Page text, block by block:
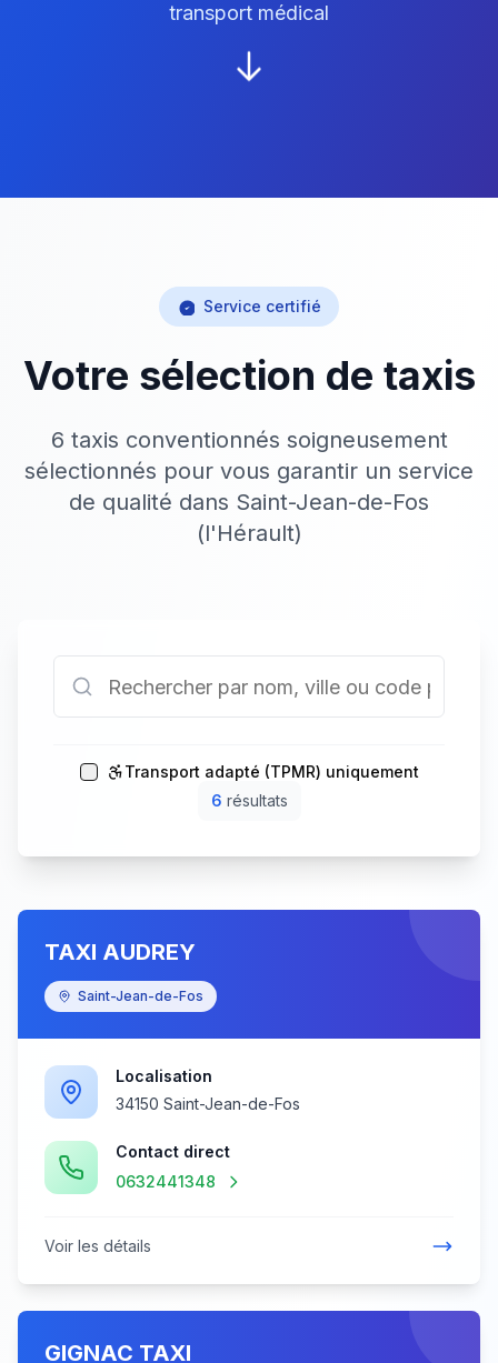
transport médical
Service certifié
Votre sélection de taxis
6 taxis conventionnés soigneusement
sélectionnés pour vous garantir un service
de qualité dans Saint-Jean-de-Fos
(l'Hérault)
Transport adapté (TPMR) uniquement
6 résultats
TAXI AUDREY
Saint-Jean-de-Fos
Localisation
34150 Saint-Jean-de-Fos
Contact direct
0632441348
Voir les détails
GIGNAC TAXI